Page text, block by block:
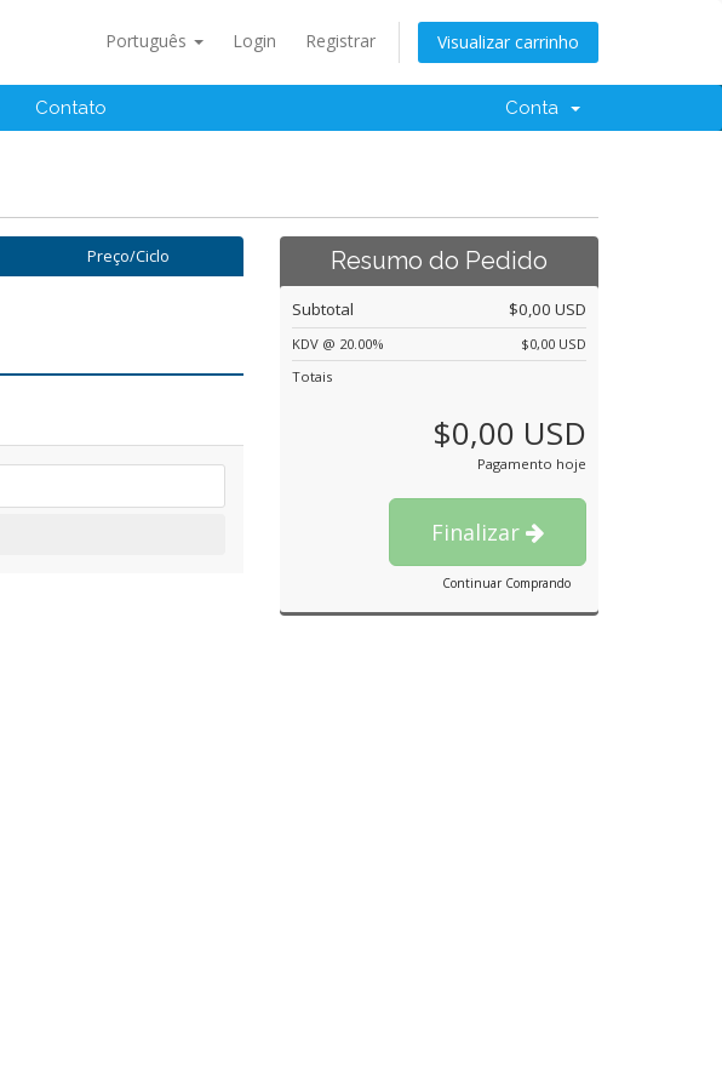
Português Login Registrar Visualizar carrinho
Contato Conta
Preço/Ciclo Resumo do Pedido
Subtotal $0,00 USD
KDV @ 20.00%
$0,00 USD
Totais
$0,00 USD
Pagamento hoje
Finalizar
Continuar Comprando